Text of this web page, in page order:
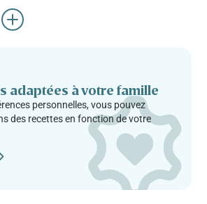
adaptées à votre famille
personnelles, vous pouvez
des recettes en fonction de votre